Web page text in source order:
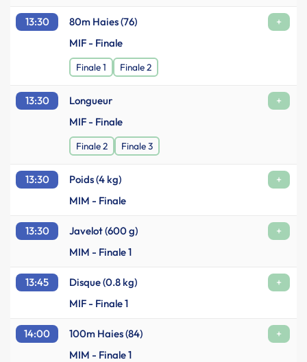
13:30 80m Haies (76)
+
MIF - Finale
Finale 1 Finale 2
13:30 Longueur
+
MIF - Finale
Finale 2 Finale 3
13:30 Poids (4 kg)
+
MIM - Finale
13:30 Javelot (600 g)
+
MIM - Finale 1
13:45 Disque (0.8 kg)
+
MIF - Finale 1
14:00 100m Haies (84)
+
MIM - Finale 1